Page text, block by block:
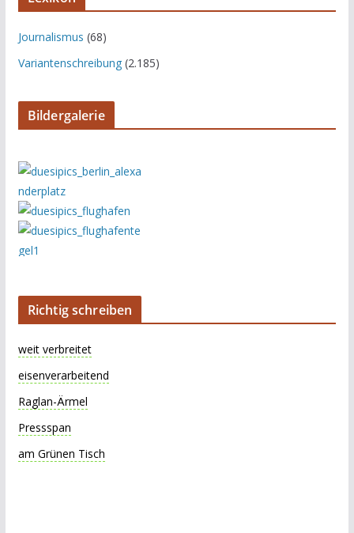
Journalismus (68)
Variantenschreibung(2.185)
Bildergalerie
Richtig schreiben
weit verbreitet
eisenverarbeitend
Raglan-Ärmel
Pressspan
am Grünen Tisch